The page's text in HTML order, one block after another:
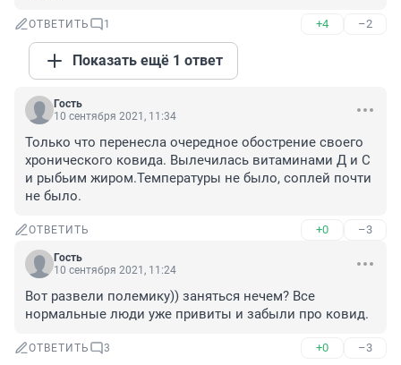
ОТВЕТИТЬ 1 +4 –2
Показать ещё 1 ответ
Гость
10 сентября 2021, 11:34
Только что перенесла очередное обострение своего
хронического ковида. Вылечилась витаминами Д и С
и рыбьим жиром.Температуры не было, соплей почти
не было.
ОТВЕТИТЬ +0 –3
Гость
10 сентября 2021, 11:24
Вот развели полемику)) заняться нечем? Все
нормальные люди уже привиты и забыли про ковид.
ОТВЕТИТЬ 3 +0 –3